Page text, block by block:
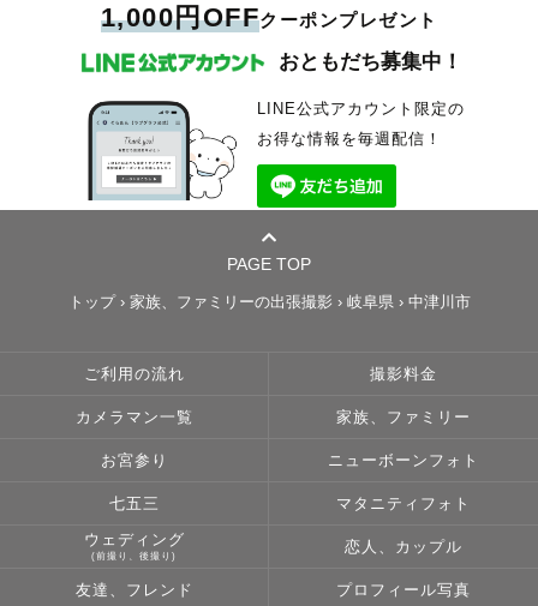
1,000円OFFクーポンプレゼント
おともだち募集中！
LINE公式アカウント限定の
お得な情報を毎週配信！
PAGE TOP
トップ› 家族、ファミリーの出張撮影 › 岐阜県 › 中津川市
ご利用の流れ 撮影料金
カメラマン一覧 家族、ファミリー
お宮参り ニューボーンフォト
七五三 マタニティフォト
ウェディング
(前撮り、後撮り)
恋人、カップル
友達、フレンド プロフィール写真